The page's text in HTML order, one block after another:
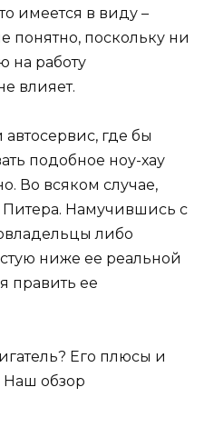
имеется в виду –
понятно, поскольку ни
на работу
влияет.
где бы
подобное ноу-хау
Во всяком случае,
Намучившись с
либо
ниже ее реальной
править ее